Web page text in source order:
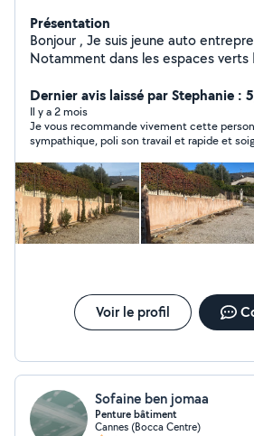
Présentation
Bonjour , Je suis jeune auto entrepreneur Multi- service
Notamment dans les espaces verts Maçonnerie
Et toute sorte de petit bricolage ,
travail , j'aime que le client soit
intervention. Je dispose d'une équipe qui est composé
de plusieurs corps de métier ce qui
d'intervenir dans de nombreux
chers avec la déduction d'impôt. Je reste à disposition
pour toute demande d'information.
Dernier avis laissé par Stephanie :
Il y a 2 mois
Je vous recommande vivement cette
sympathique, poli son travail et rapide et
travail ne lui fait pas peur si vous avez besoin
n’hésitez pas c’est des personnes qui me
Voir le profil
Sofaine ben jomaa
Penture bâtiment
Cannes (Bocca Centre)